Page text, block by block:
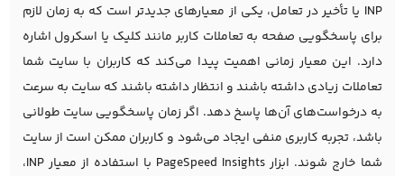
INP یا تأخیر در تعامل، یکی از معیارهای جدیدتر است که به زمان لازم
برای پاسخگویی صفحه به تعاملات کاربر مانند کلیک یا اسکرول اشاره
دارد. این معیار زمانی اهمیت پیدا می‌کند که کاربران با سایت شما
تعاملات زیادی داشته باشند و انتظار داشته باشند که سایت به سرعت
به درخواست‌های آن‌ها پاسخ دهد. اگر زمان پاسخگویی سایت طولانی
باشد، تجربه کاربری منفی ایجاد می‌شود و کاربران ممکن است از سایت
شما خارج شوند. ابزار PageSpeed Insights با استفاده از معیار INP،